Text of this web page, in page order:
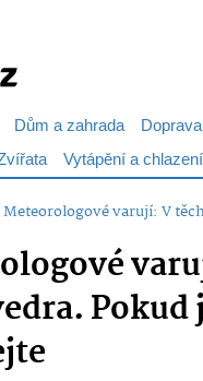
Dům a zahrada Doprava
Vytápění a chlazení
Meteorologové varují: V
Pokud